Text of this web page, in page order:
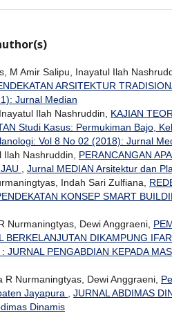
M Amir Salipu, Inayatul Ilah
ARSITEKTUR
Jurnal Median
Ilah Nashruddin, KAJIAN
Studi Kasus: Permukiman Bajo,
Vol 8 No 02 (2018): Jurnal
Nashruddin, PERANCANGAN
Jurnal MEDIAN Arsitektur dan
Indah Sari Zulfiana,
KONSEP SMART
Nurmaningtyas, Dewi Anggraeni,
BERKELANJUTAN DIKAMPUNG
JURNAL PENGABDIAN KEPADA
Nurmaningtyas, Dewi Anggraeni,
Jayapura
JURNAL ABDIMAS
Dinamis